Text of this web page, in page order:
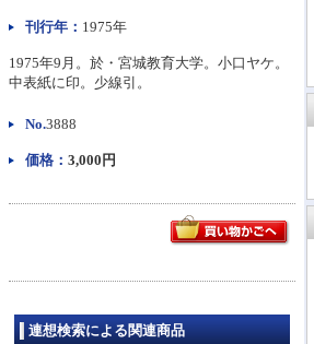
刊行年： 1975年
1975年9月。於・宮城教育大学。小口ヤケ。
中表紙に印。少線引。
No.3888
価格： 3,000円
連想検索による関連商品